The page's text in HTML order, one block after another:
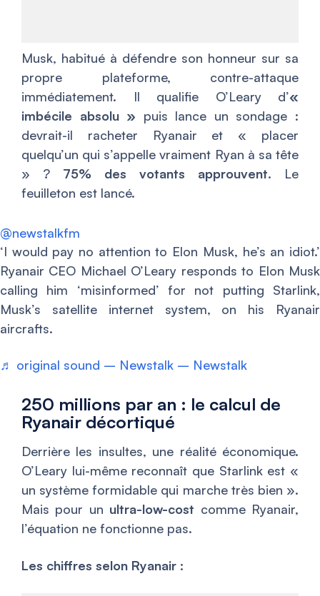
Musk, habitué à défendre son honneur sur sa
propre plateforme, contre-attaque
immédiatement. Il qualifie O’Leary d’«
imbécile absolu » puis lance un sondage :
devrait-il racheter Ryanair et « placer
quelqu’un qui s’appelle vraiment Ryan à sa tête
» ? 75% des votants approuvent. Le
feuilleton est lancé.
@newstalkfm
‘I would pay no attention to Elon Musk, he’s an idiot.’
Ryanair CEO Michael O’Leary responds to Elon Musk
calling him ‘misinformed’ for not putting Starlink,
Musk’s satellite internet system, on his Ryanair
aircrafts.
♬ original sound – Newstalk – Newstalk
250 millions par an : le calcul de
Ryanair décortiqué
Derrière les insultes, une réalité économique.
O’Leary lui-même reconnaît que Starlink est «
un système formidable qui marche très bien ».
Mais pour un ultra-low-cost comme Ryanair,
l’équation ne fonctionne pas.
Les chiffres selon Ryanair :